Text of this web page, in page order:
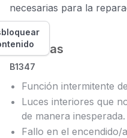
necesarias para la
Síntomas
B1347
Función intermitente
Luces interiores que
de manera inesperada.
Fallo en el encendido/